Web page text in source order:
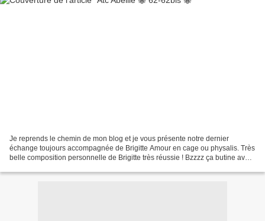
Je reprends le chemin de mon blog et je vous présente notre dernier
échange toujours accompagnée de Brigitte Amour en cage ou physalis. Très
belle composition personnelle de Brigitte très réussie ! Bzzzz ça butine avec